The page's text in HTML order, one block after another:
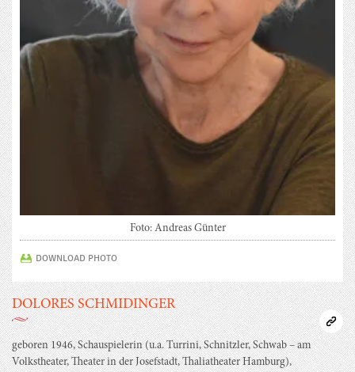
Foto: Andreas Günter
DOWNLOAD PHOTO
DOLORES SCHMIDINGER
geboren 1946, Schauspielerin (u.a. Turrini, Schnitzler, Schwab – am
Volkstheater, Theater in der Josefstadt, Thaliatheater Hamburg),